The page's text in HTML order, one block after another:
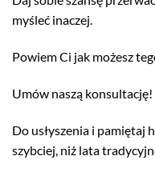
myśleć inaczej.
Powiem Ci jak możesz
Umów naszą konsultację!
Do usłyszenia i pamiętaj
szybciej, niż lata